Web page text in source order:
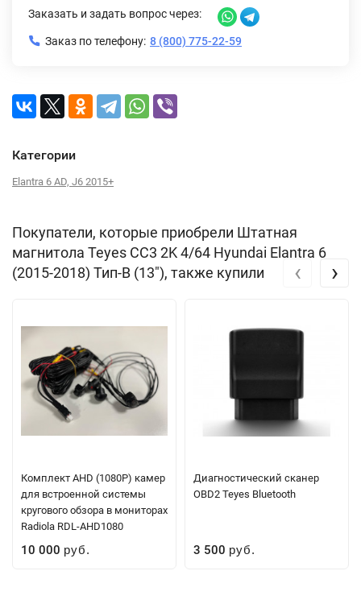
Заказать и задать вопрос через:
Заказ по телефону: 8 (800) 775-22-59
Категории
Elantra 6 AD, J6 2015+
Покупатели, которые приобрели Штатная
магнитола Teyes CC3 2K 4/64 Hyundai Elantra 6
(2015-2018) Тип-B (13"), также купили
Комплект AHD (1080P) камер
для встроенной системы
кругового обзора в мониторах
Radiola RDL-AHD1080
10 000 руб.
Диагностический сканер
OBD2 Teyes Bluetooth
3 500 руб.
‹ ›